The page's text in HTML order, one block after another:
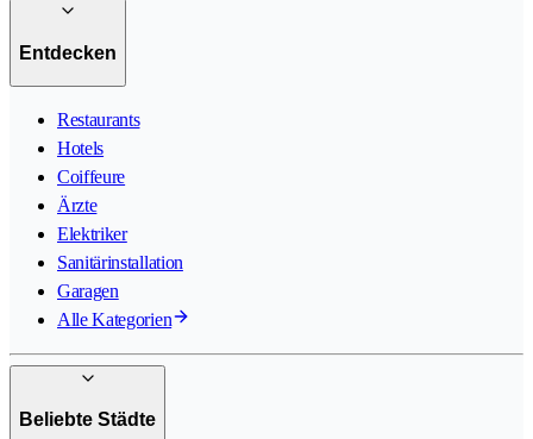
Entdecken
Restaurants
Hotels
Coiffeure
Ärzte
Elektriker
Sanitärinstallation
Garagen
Alle Kategorien
Beliebte Städte